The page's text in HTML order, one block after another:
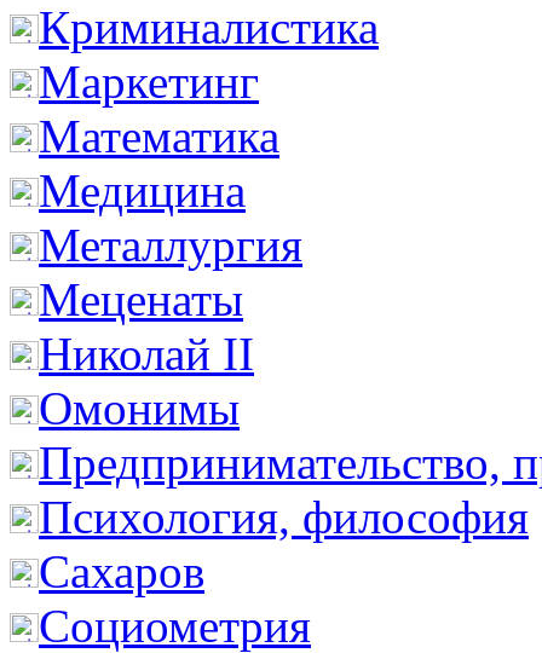
Криминалистика
Маркетинг
Математика
Медицина
Металлургия
Меценаты
Николай II
Омонимы
Предпринимательство,
Психология, философия
Сахаров
Социометрия